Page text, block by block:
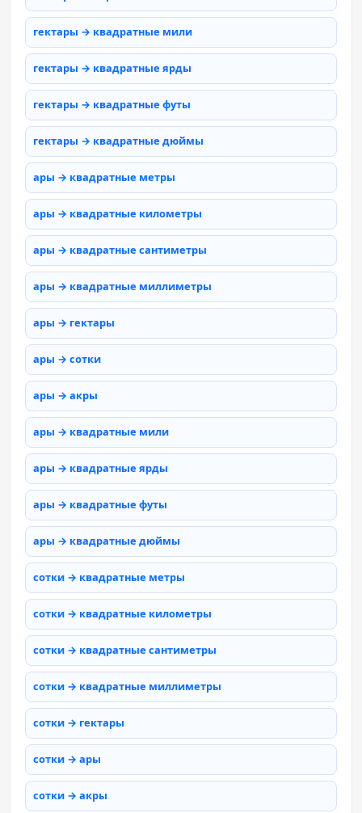
гектары → квадратные мили
гектары → квадратные ярды
гектары → квадратные футы
гектары → квадратные дюймы
ары → квадратные метры
ары → квадратные километры
ары → квадратные сантиметры
ары → квадратные миллиметры
ары → гектары
ары → сотки
ары → акры
ары → квадратные мили
ары → квадратные ярды
ары → квадратные футы
ары → квадратные дюймы
сотки → квадратные метры
сотки → квадратные километры
сотки → квадратные сантиметры
сотки → квадратные миллиметры
сотки → гектары
сотки → ары
сотки → акры